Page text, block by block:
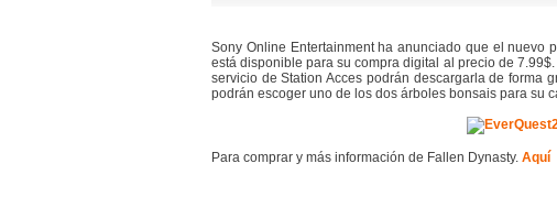
Sony Online Entertainment ha anunciado que el nuevo
está disponible para su compra digital al precio de
servicio de Station Acces podrán descargarla de forma
podrán escoger uno de los dos árboles bonsais para su
Para comprar y más información de Fallen Dynasty. Aquí